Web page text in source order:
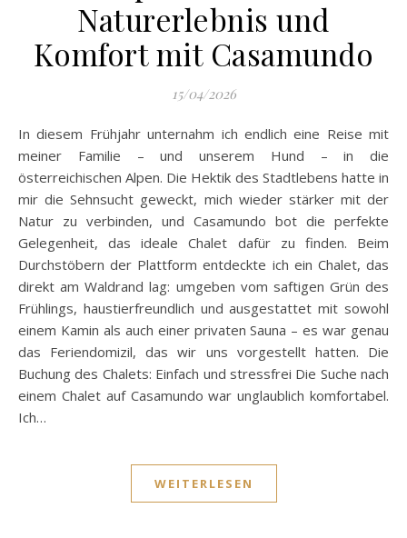
Naturerlebnis und
Komfort mit Casamundo
15/04/2026
In diesem Frühjahr unternahm ich endlich eine Reise mit
meiner Familie – und unserem Hund – in die
österreichischen Alpen. Die Hektik des Stadtlebens hatte in
mir die Sehnsucht geweckt, mich wieder stärker mit der
Natur zu verbinden, und Casamundo bot die perfekte
Gelegenheit, das ideale Chalet dafür zu finden. Beim
Durchstöbern der Plattform entdeckte ich ein Chalet, das
direkt am Waldrand lag: umgeben vom saftigen Grün des
Frühlings, haustierfreundlich und ausgestattet mit sowohl
einem Kamin als auch einer privaten Sauna – es war genau
das Feriendomizil, das wir uns vorgestellt hatten. Die
Buchung des Chalets: Einfach und stressfrei Die Suche nach
einem Chalet auf Casamundo war unglaublich komfortabel.
Ich…
WEITERLESEN